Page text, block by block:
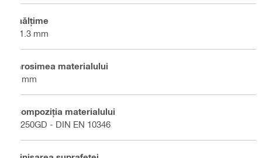
Înălţime
41.3 mm
Grosimea materialului
2 mm
Compoziţia materialului
S250GD - DIN EN 10346